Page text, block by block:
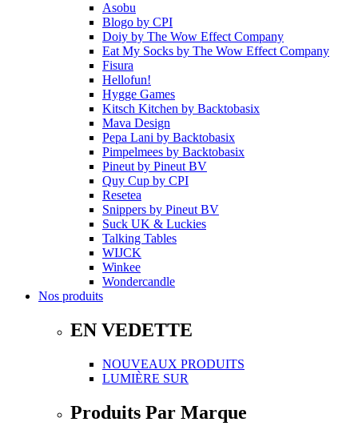
Asobu
Blogo by CPI
Doiy by The Wow Effect Company
Eat My Socks by The Wow Effect Company
Fisura
Hellofun!
Hygge Games
Kitsch Kitchen by Backtobasix
Mava Design
Pepa Lani by Backtobasix
Pimpelmees by Backtobasix
Pineut by Pineut BV
Quy Cup by CPI
Resetea
Snippers by Pineut BV
Suck UK & Luckies
Talking Tables
WIJCK
Winkee
Wondercandle
Nos produits
EN VEDETTE
NOUVEAUX PRODUITS
LUMIÈRE SUR
Produits Par Marque